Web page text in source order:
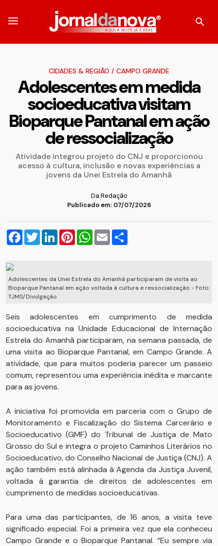
CIDADES & REGIÃO / CAMPO GRANDE
Adolescentes em medida
socioeducativa visitam
Bioparque Pantanal em ação
de ressocialização
Atividade integrou projeto do CNJ e proporcionou
acesso à cultura, inclusão e novas experiências a
jovens da Unei Estrela do Amanhã
Da Redação
Publicado em: 07/07/2026
Facebook
TwitterLinkedInPinterestWhatsApp
Email
Adolescentes da Unei Estrela do Amanhã participaram de visita ao
Bioparque Pantanal em ação voltada à cultura e ressocialização - Foto:
TJMS/Divulgação
Seis adolescentes em cumprimento de medida
socioeducativa na Unidade Educacional de Internação
Estrela do Amanhã participaram, na semana passada, de
uma visita ao Bioparque Pantanal, em Campo Grande. A
atividade, que para muitos poderia parecer um passeio
comum, representou uma experiência inédita e marcante
para as jovens.
A iniciativa foi promovida em parceria com o Grupo de
Monitoramento e Fiscalização do Sistema Carcerário e
Socioeducativo (GMF) do Tribunal de Justiça de Mato
Grosso do Sul e integra o projeto Caminhos Literários no
Socioeducativo, do Conselho Nacional de Justiça (CNJ). A
ação também está alinhada à Agenda da Justiça Juvenil,
voltada à garantia de direitos de adolescentes em
cumprimento de medidas socioeducativas.
Para uma das participantes, de 16 anos, a visita teve
significado especial. Foi a primeira vez que ela conheceu
Campo Grande e o Bioparque Pantanal. “Eu sempre via